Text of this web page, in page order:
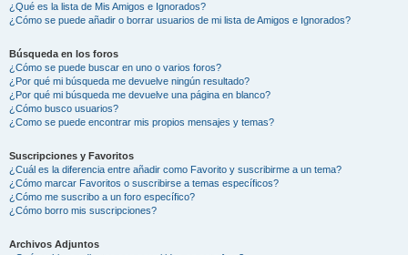
¿Qué es la lista de Mis Amigos e Ignorados?
¿Cómo se puede añadir o borrar usuarios de mi lista de Amigos e Ignorados?
Búsqueda en los foros
¿Cómo se puede buscar en uno o varios foros?
¿Por qué mi búsqueda me devuelve ningún resultado?
¿Por qué mi búsqueda me devuelve una página en blanco?
¿Cómo busco usuarios?
¿Como se puede encontrar mis propios mensajes y temas?
Suscripciones y Favoritos
¿Cuál es la diferencia entre añadir como Favorito y suscribirme a un tema?
¿Cómo marcar Favoritos o suscribirse a temas específicos?
¿Cómo me suscribo a un foro específico?
¿Cómo borro mis suscripciones?
Archivos Adjuntos